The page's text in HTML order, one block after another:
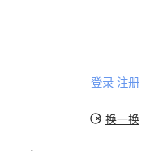
登录 注册
换一换